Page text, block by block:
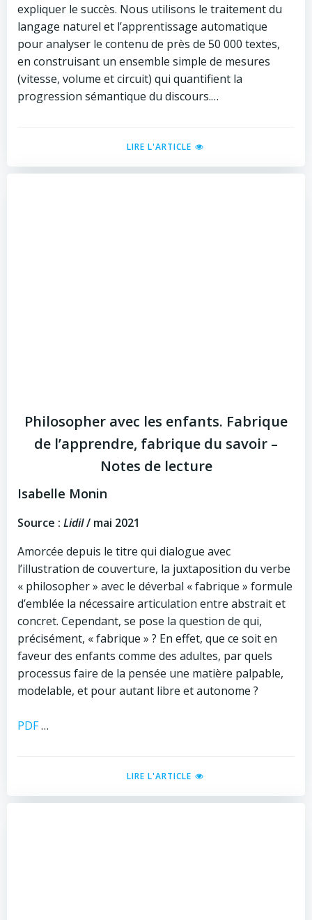
expliquer le succès. Nous utilisons le traitement du
langage naturel et l’apprentissage automatique
pour analyser le contenu de près de 50 000 textes,
en construisant un ensemble simple de mesures
(vitesse, volume et circuit) qui quantifient la
progression sémantique du discours.…
LIRE L'ARTICLE
Philosopher avec les enfants. Fabrique
de l’apprendre, fabrique du savoir –
Notes de lecture
Isabelle Monin
Source : Lidil/ mai 2021
Amorcée depuis le titre qui dialogue avec
l’illustration de couverture, la juxtaposition du verbe
« philosopher » avec le déverbal « fabrique » formule
d’emblée la nécessaire articulation entre abstrait et
concret. Cependant, se pose la question de qui,
précisément, « fabrique » ? En effet, que ce soit en
faveur des enfants comme des adultes, par quels
processus faire de la pensée une matière palpable,
modelable, et pour autant libre et autonome ?
PDF…
LIRE L'ARTICLE